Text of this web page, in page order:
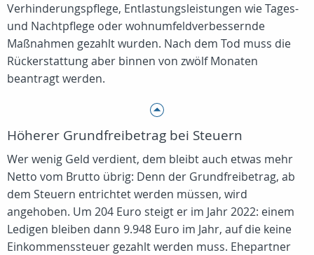
Verhinderungspflege, Entlastungsleistungen wie Tages-
und Nachtpflege oder wohnumfeldverbessernde
Maßnahmen gezahlt wurden. Nach dem Tod muss die
Rückerstattung aber binnen von zwölf Monaten
beantragt werden.
Höherer Grundfreibetrag bei Steuern
Wer wenig Geld verdient, dem bleibt auch etwas mehr
Netto vom Brutto übrig: Denn der Grundfreibetrag, ab
dem Steuern entrichtet werden müssen, wird
angehoben. Um 204 Euro steigt er im Jahr 2022: einem
Ledigen bleiben dann 9.948 Euro im Jahr, auf die keine
Einkommenssteuer gezahlt werden muss. Ehepartner